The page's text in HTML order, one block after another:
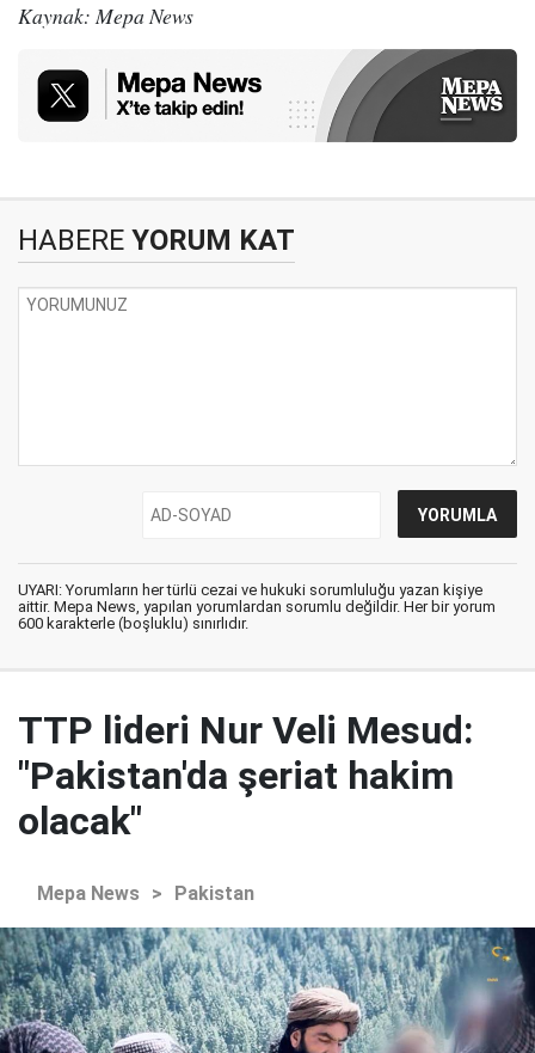
Kaynak: Mepa News
HABERE YORUM KAT
UYARI: Yorumların her türlü cezai ve hukuki sorumluluğu yazan kişiye
aittir. Mepa News, yapılan yorumlardan sorumlu değildir. Her bir yorum
600 karakterle (boşluklu) sınırlıdır.
TTP lideri Nur Veli Mesud:
"Pakistan'da şeriat hakim
olacak"
Mepa News > Pakistan